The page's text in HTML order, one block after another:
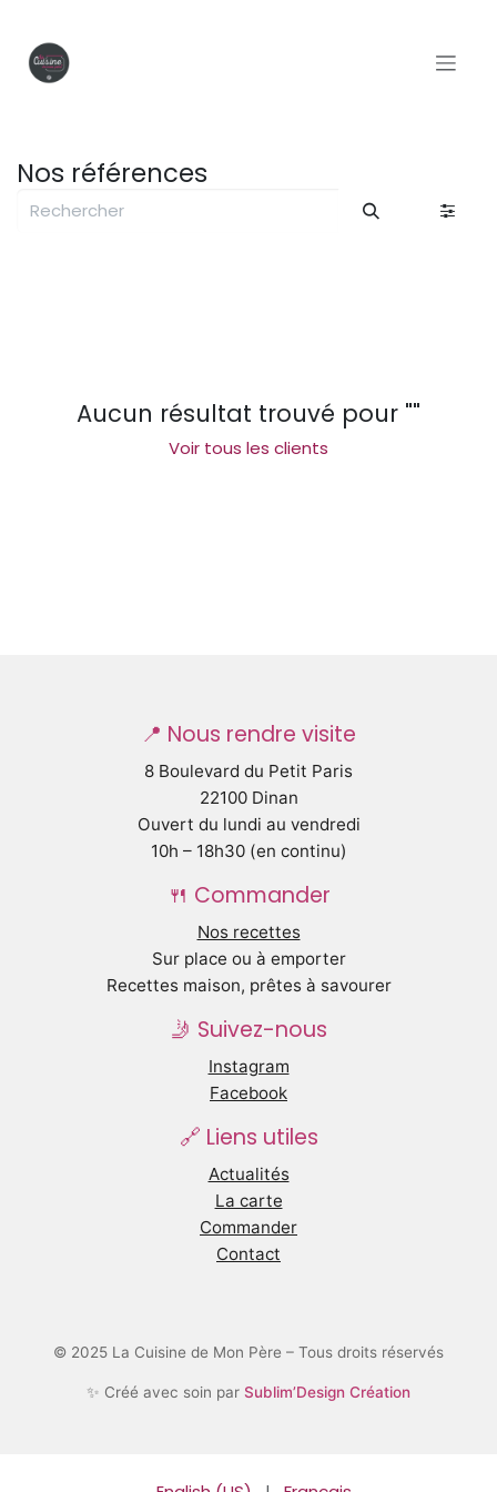
Nos références
Aucun résultat trouvé pour ""
Voir tous les clients
📍 Nous rendre visite
8 Boulevard du Petit Paris
22100 Dinan
Ouvert du lundi au vendredi
10h – 18h30 (en continu)
🍴 Commander
Nos recettes
Sur place ou à emporter
Recettes maison, prêtes à savourer
🤳 Suivez-nous
Instagram
Facebook
🔗 Liens utiles
Actualités
La carte
Commander
Contact
© 2025 La Cuisine de Mon Père – Tous droits réservés
✨ Créé avec soin par Sublim’Design Création